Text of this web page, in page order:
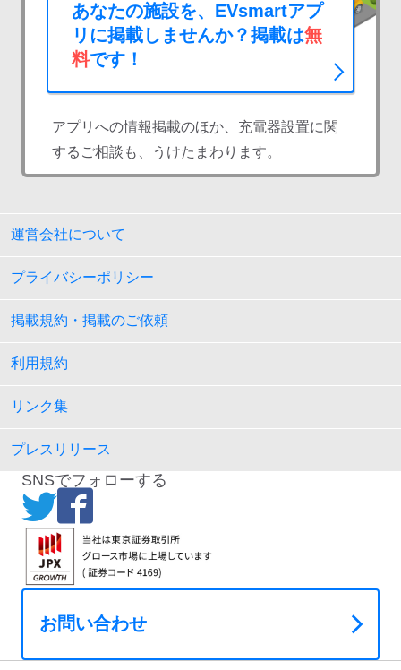
あなたの施設を、EVsmartアプ
リに掲載しませんか？掲載は無
料です！
アプリへの情報掲載のほか、充電器設置に関
するご相談も、うけたまわります。
運営会社について
プライバシーポリシー
掲載規約・掲載のご依頼
利用規約
リンク集
プレスリリース
SNSでフォローする
お問い合わせ